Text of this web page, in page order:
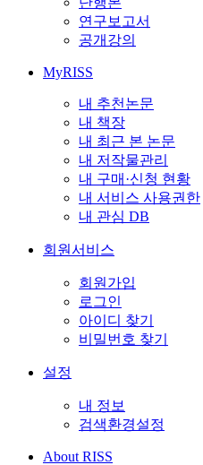
연구보고서
공개강의
MyRISS
내 추천논문
내 책장
내 최근 본 논문
내 저작물관리
내 구매·신청 현황
내 서비스 사용권한
내 관심 DB
회원서비스
회원가입
로그인
아이디 찾기
비밀번호 찾기
설정
내 정보
검색환경설정
About RISS